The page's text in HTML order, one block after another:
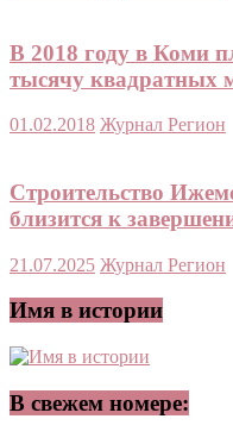
В 2018 году в Коми
тысячу квадратных
01.02.2018 Журнал Регион
Строительство
близится к
21.07.2025 Журнал Регион
Имя в истории
В свежем номере: